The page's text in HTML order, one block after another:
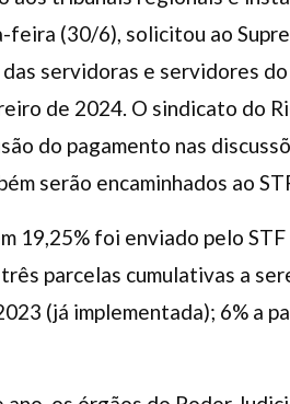
feira (30/6), solicitou ao
servidoras e servidores
de 2024. O sindicato do
do pagamento nas
serão encaminhados ao
19,25% foi enviado pelo
parcelas cumulativas a
(já implementada); 6% a